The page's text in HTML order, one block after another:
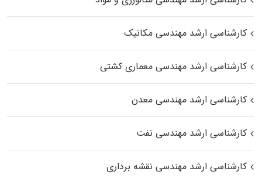
کارشناسی ارشد مهندسی مکانیک
کارشناسی ارشد مهندسی معماری کشتی
کارشناسی ارشد مهندسی معدن
کارشناسی ارشد مهندسی نفت
کارشناسی ارشد مهندسی نقشه برداری